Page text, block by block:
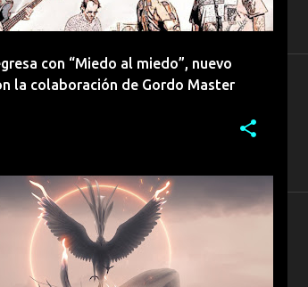
con “Miedo al miedo”, nuevo
la colaboración de Gordo Master
EEMERGENTES +4